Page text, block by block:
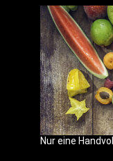
Nur eine